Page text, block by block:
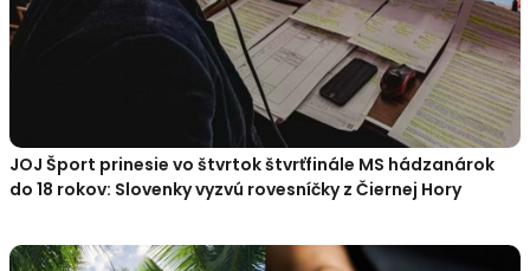
JOJ Šport prinesie vo štvrtok štvrťfinále MS hádzanárok
do 18 rokov: Slovenky vyzvú rovesníčky z Čiernej Hory